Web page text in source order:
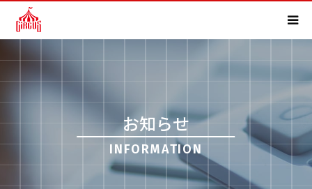
お知らせ
INFORMATION
HOME
事業内容
実績紹介